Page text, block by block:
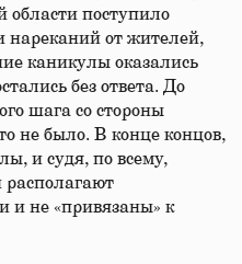
области поступило
нареканий от жителей,
каникулы оказались
без ответа. До
шага со стороны
не было. В конце концов,
и судя, по всему,
располагают
и не «привязаны» к